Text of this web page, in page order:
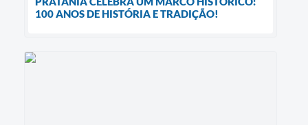
100 ANOS DE HISTÓRIA E TRADIÇÃO!